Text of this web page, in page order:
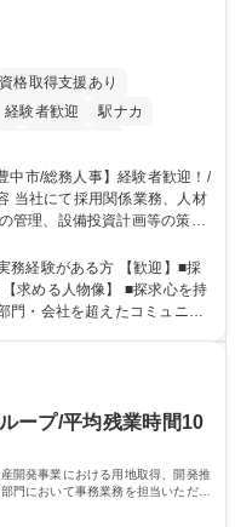
資格取得支援あり
経験者歓迎
駅ナカ
食事補助あり
管理、設備投資計画等の策
根幹となる幅広い総務人事業
画および予算等の管理 ■設備
の他総務人事業務全般 【入
年休124日
務経験がある方 【歓迎】■採
門・会社を超えたコミュニケ
的に業務を推進できる方 学
校 高校 語学力： 資格：
ープ/平均残業時間10
開発事業における用地取得、開発推
門において事務業務を担当いただき